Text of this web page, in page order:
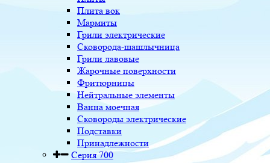
Плита вок
Мармиты
Грили электрические
Сковорода-шашлычница
Грили лавовые
Жарочные поверхности
Фритюрницы
Нейтральные элементы
Ванна моечная
Сковороды электрические
Подставки
Принадлежности
Серия 700